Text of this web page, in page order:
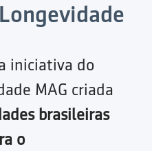
Longevidade
iniciativa do
MAG criada
brasileiras
o